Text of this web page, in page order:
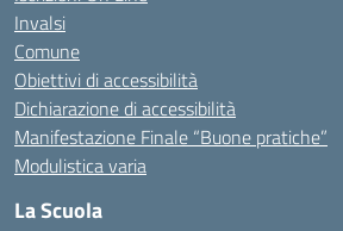
Invalsi
Comune
Obiettivi di accessibilità
Dichiarazione di accessibilità
Manifestazione Finale “Buone pratiche”
Modulistica varia
La Scuola